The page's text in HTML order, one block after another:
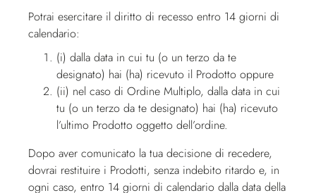
Potrai esercitare il diritto di recesso entro 14 giorni di
calendario:
(i) dalla data in cui tu (o un terzo da te
designato) hai (ha) ricevuto il Prodotto oppure
(ii) nel caso di Ordine Multiplo, dalla data in cui
tu (o un terzo da te designato) hai (ha) ricevuto
l’ultimo Prodotto oggetto dell’ordine.
Dopo aver comunicato la tua decisione di recedere,
dovrai restituire i Prodotti, senza indebito ritardo e, in
ogni caso, entro 14 giorni di calendario dalla data della